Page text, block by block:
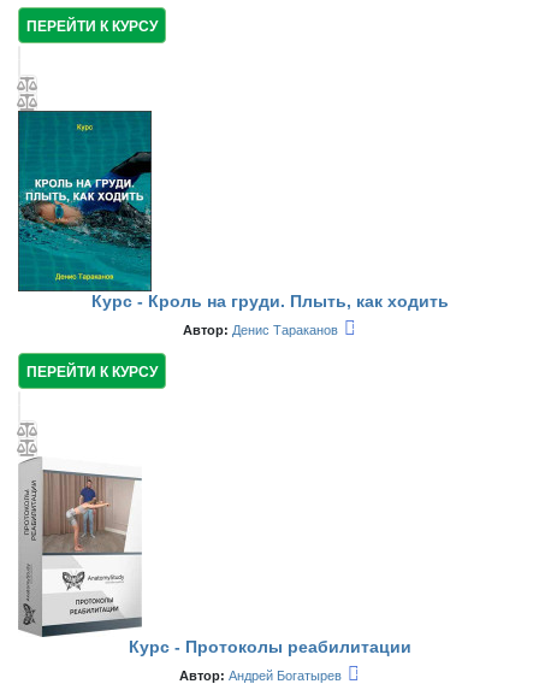
ПЕРЕЙТИ К КУРСУ
Курс - Кроль на груди. Плыть, как ходить
Автор: Денис Тараканов
ПЕРЕЙТИ К КУРСУ
Курс - Протоколы реабилитации
Автор: Андрей Богатырев